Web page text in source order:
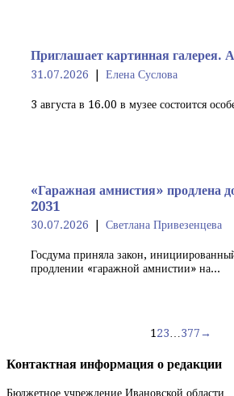
Приглашает картинная галерея.
31.07.2026 Елена Суслова
3 августа в 16.00 в музее состоится
«Гаражная амнистия» продлена
2031
30.07.2026 Светлана Привезенцева
Госдума приняла закон,
продлении «гаражной амнистии» на...
по
123 377→
Контактная информация о редакции
Бюджетное учреждение Ивановской области